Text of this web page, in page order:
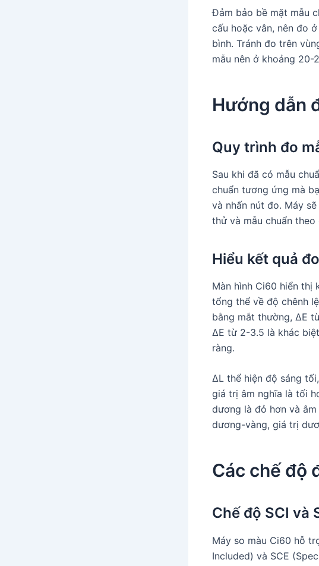
Đảm bảo bề mặt mẫu
cấu hoặc vân, nên đo
bình. Tránh đo trên
mẫu nên ở khoảng 20-
Hướng dẫn
Quy trình đo
Sau khi đã có mẫu
chuẩn tương ứng mà
và nhấn nút đo. Máy
thử và mẫu chuẩn
Hiểu kết quả
Màn hình Ci60 hiển thị
tổng thể về độ chênh
bằng mắt thường, ΔE
ΔE từ 2-3.5 là khác
ràng.
ΔL thể hiện độ sáng
giá trị âm nghĩa là tối
dương là đỏ hơn và
dương-vàng, giá trị
Các chế độ
Chế độ SCI và
Máy so màu Ci60 hỗ
Included) và SCE